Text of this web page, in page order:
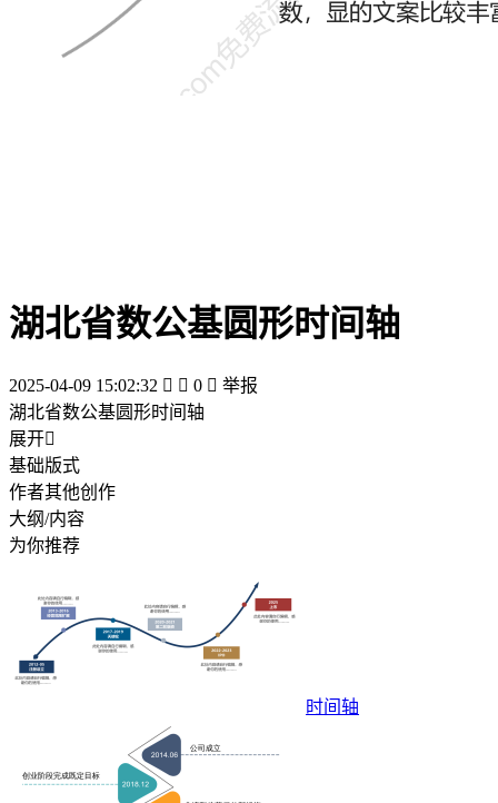
湖北省数公基圆形时间轴
2025-04-09 15:02:32   0  举报
湖北省数公基圆形时间轴
展开
基础版式
作者其他创作
大纲/内容
为你推荐
时间轴